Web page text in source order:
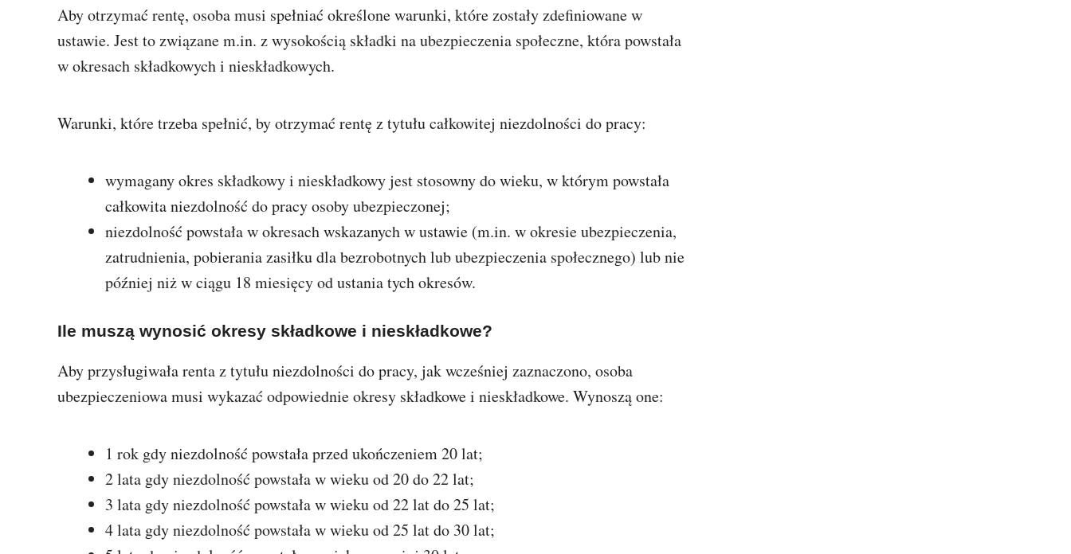
Aby otrzymać rentę, osoba musi spełniać określone warunki, które zostały zdefiniowane w
ustawie. Jest to związane m.in. z wysokością składki na ubezpieczenia społeczne, która powstała
w okresach składkowych i nieskładkowych.
Warunki, które trzeba spełnić, by otrzymać rentę z tytułu całkowitej niezdolności do pracy:
wymagany okres składkowy i nieskładkowy jest stosowny do wieku, w którym powstała
całkowita niezdolność do pracy osoby ubezpieczonej;
niezdolność powstała w okresach wskazanych w ustawie (m.in. w okresie ubezpieczenia,
zatrudnienia, pobierania zasiłku dla bezrobotnych lub ubezpieczenia społecznego) lub nie
później niż w ciągu 18 miesięcy od ustania tych okresów.
Ile muszą wynosić okresy składkowe i nieskładkowe?
Aby przysługiwała renta z tytułu niezdolności do pracy, jak wcześniej zaznaczono, osoba
ubezpieczeniowa musi wykazać odpowiednie okresy składkowe i nieskładkowe. Wynoszą one:
1 rok gdy niezdolność powstała przed ukończeniem 20 lat;
2 lata gdy niezdolność powstała w wieku od 20 do 22 lat;
3 lata gdy niezdolność powstała w wieku od 22 lat do 25 lat;
4 lata gdy niezdolność powstała w wieku od 25 lat do 30 lat;